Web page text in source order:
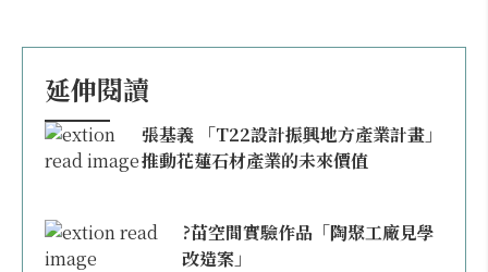
延伸閱讀
張基義 「T22設計振興地方產業計畫」
推動花蓮石材產業的未來價值
?苗空間實驗作品「陶聚工廠見學
改造案」